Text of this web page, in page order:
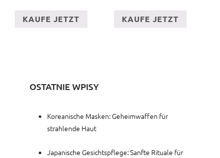
KAUFE JETZT KAUFE JETZT
OSTATNIE WPISY
Koreanische Masken: Geheimwaffen für
strahlende Haut
Japanische Gesichtspflege: Sanfte Rituale für